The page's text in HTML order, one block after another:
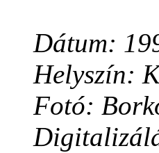
Dátum:
Helyszín:
Fotó: